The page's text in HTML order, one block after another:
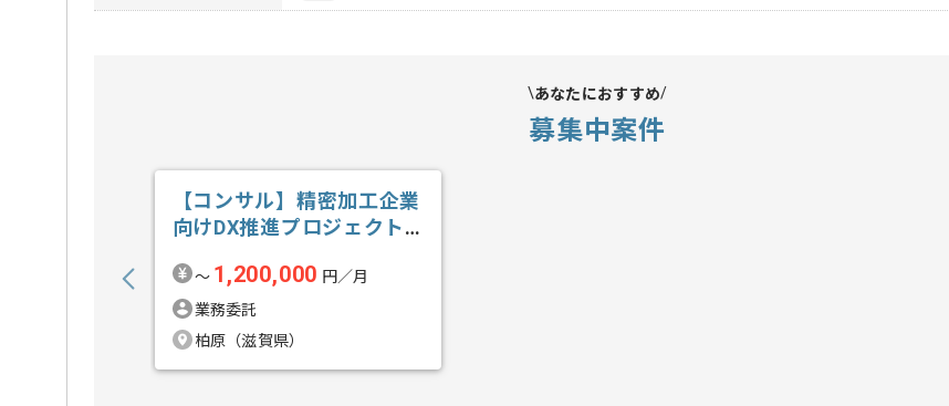
あなたにおすすめ
募集中案件
【コンサル】精密加工企業
向けDX推進プロジェクト
〜 1,200,000 円／月
業務委託
柏原（滋賀県）